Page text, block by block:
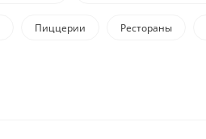
Пиццерии Рестораны